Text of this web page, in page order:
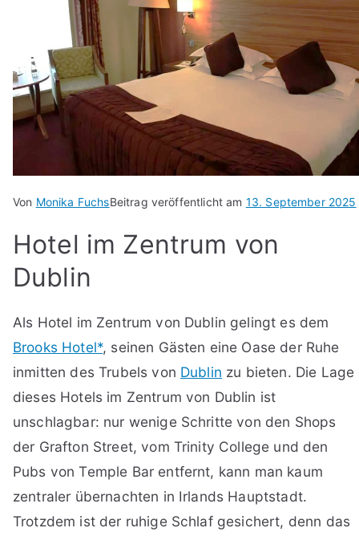
Von Monika FuchsBeitrag veröffentlicht am 13. September 2025
Hotel im Zentrum von
Dublin
Als Hotel im Zentrum von Dublin gelingt es dem
Brooks Hotel*, seinen Gästen eine Oase der Ruhe
inmitten des Trubels von Dublin zu bieten. Die Lage
dieses Hotels im Zentrum von Dublin ist
unschlagbar: nur wenige Schritte von den Shops
der Grafton Street, vom Trinity College und den
Pubs von Temple Bar entfernt, kann man kaum
zentraler übernachten in Irlands Hauptstadt.
Trotzdem ist der ruhige Schlaf gesichert, denn das